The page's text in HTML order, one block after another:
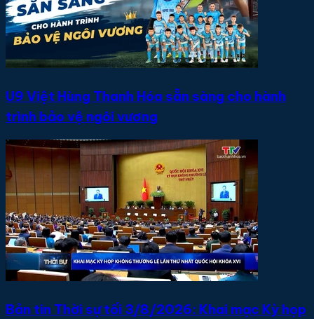
U9 Việt Hùng Thanh Hóa sẵn sàng cho hành
trình bảo vệ ngôi vương
Bản tin Thời sự tối 3/8/2026: Khai mạc Kỳ họp